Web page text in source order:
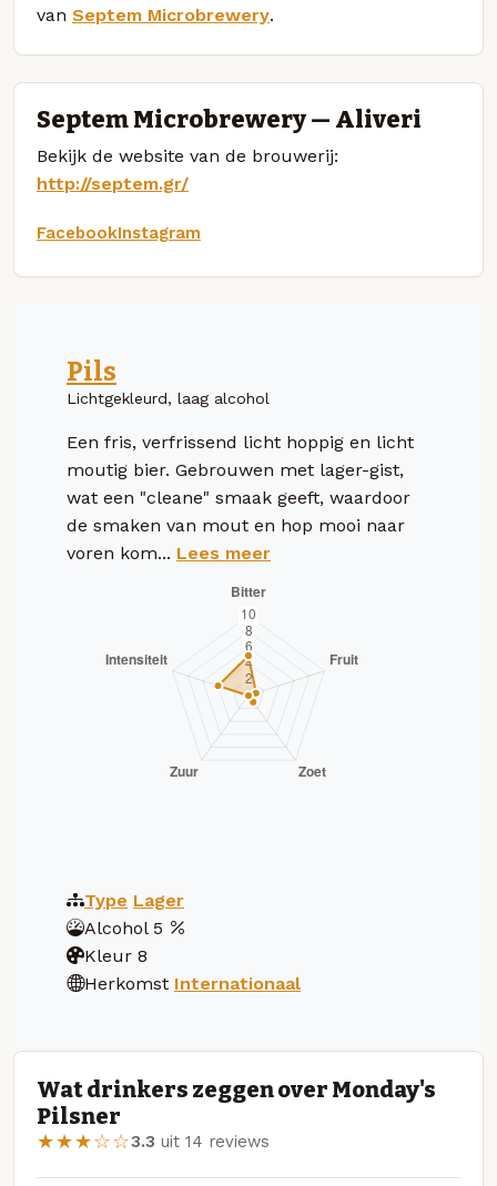
van Septem Microbrewery.
Septem Microbrewery — Aliveri
Bekijk de website van de brouwerij:
http://septem.gr/
FacebookInstagram
Pils
Lichtgekleurd, laag alcohol
Een fris, verfrissend licht hoppig en licht
moutig bier. Gebrouwen met lager-gist,
wat een "cleane" smaak geeft, waardoor
de smaken van mout en hop mooi naar
voren kom... Lees meer
Type Lager
Alcohol 5
Kleur 8
Herkomst Internationaal
Wat drinkers zeggen over Monday's
Pilsner
★★★☆☆3.3 uit 14 reviews